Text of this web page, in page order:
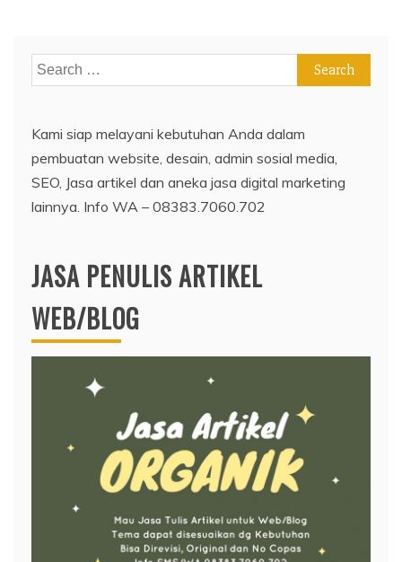
Search
for:
Kami siap melayani kebutuhan Anda dalam
pembuatan website, desain, admin sosial media,
SEO, Jasa artikel dan aneka jasa digital marketing
lainnya. Info WA – 08383.7060.702
JASA PENULIS ARTIKEL
WEB/BLOG